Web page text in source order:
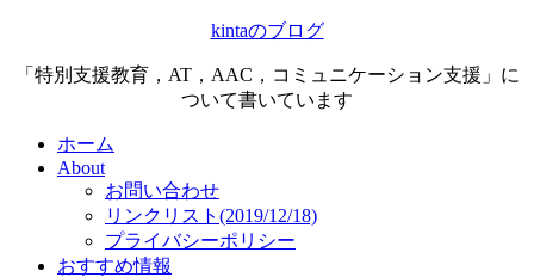
kintaのブログ
「特別支援教育，AT，AAC，コミュニケーション支援」に
ついて書いています
ホーム
About
お問い合わせ
リンクリスト(2019/12/18)
プライバシーポリシー
おすすめ情報